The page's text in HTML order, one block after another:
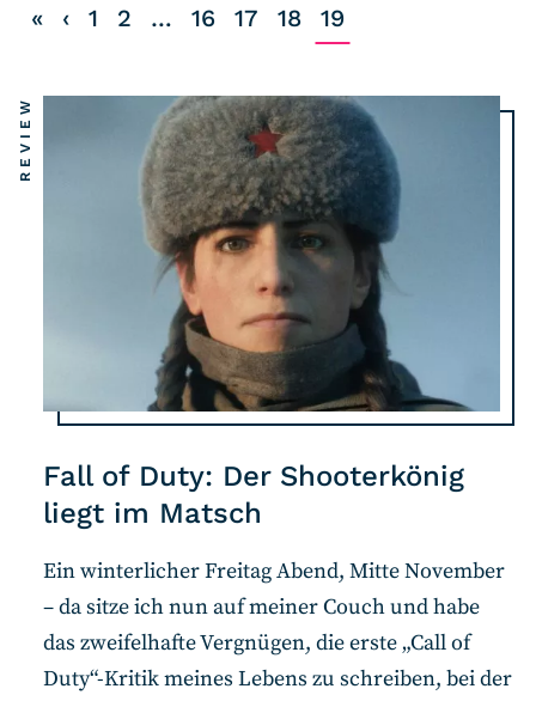
Listicle
Hören
WASTED WEEKLY
Last Game Standing
Random
COMMUNITY
IMPRESSUM
« ‹ 1 2 … 16 17 18 19
Fall of Duty: Der Shooterkönig
liegt im Matsch
REVIEW
Ein winterlicher Freitag Abend, Mitte November
– da sitze ich nun auf meiner Couch und habe
das zweifelhafte Vergnügen, die erste „Call of
Duty“-Kritik meines Lebens zu schreiben, bei der